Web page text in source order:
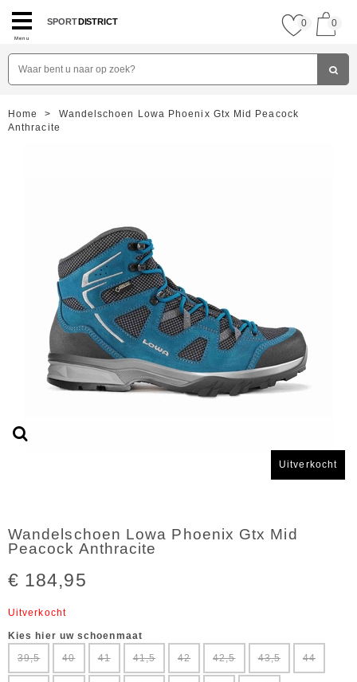
Menu
SPORTDISTRICT 0 0
Home >
Wandelschoen Lowa Phoenix Gtx Mid Peacock
Anthracite
Uitverkocht
Wandelschoen Lowa Phoenix Gtx Mid
Peacock Anthracite
€ 184,95
Uitverkocht
Kies hier uw schoenmaat
39,5
40 41 41,5 42 42,5 43,5 44